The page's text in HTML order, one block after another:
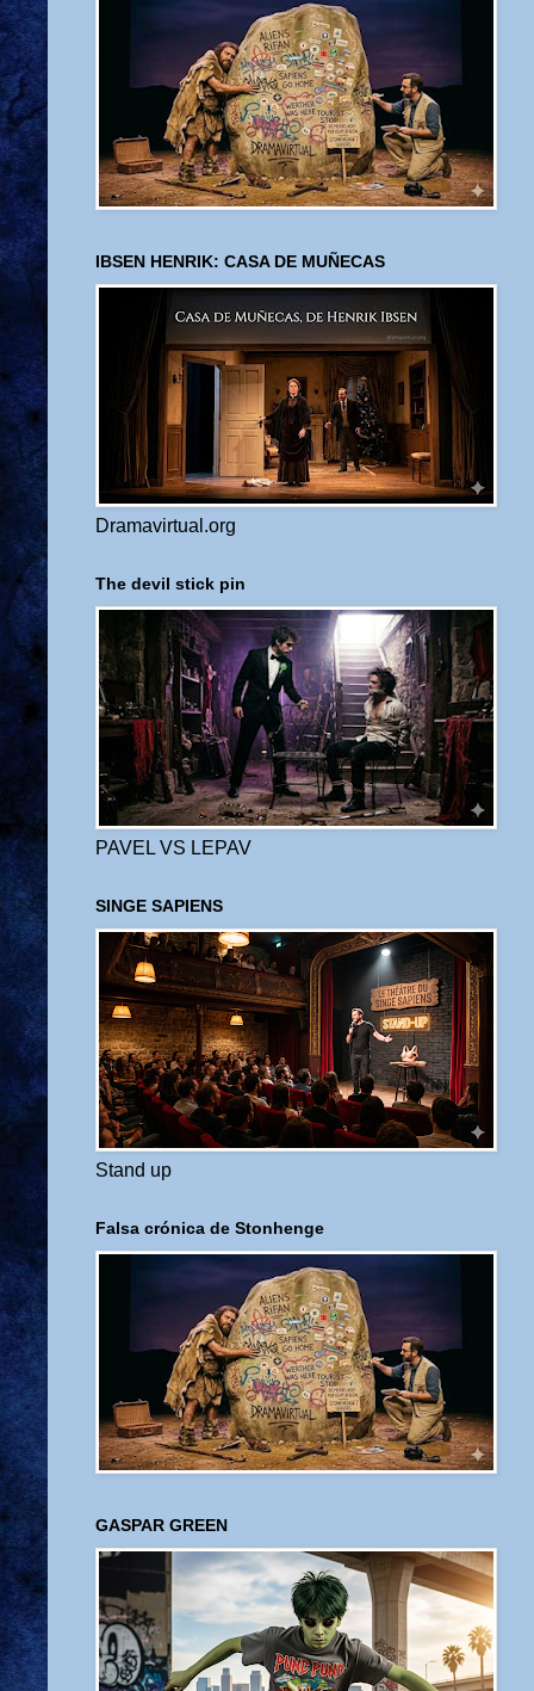
IBSEN HENRIK: CASA DE MUÑECAS
Dramavirtual.org
The devil stick pin
PAVEL VS LEPAV
SINGE SAPIENS
Stand up
Falsa crónica de Stonhenge
GASPAR GREEN